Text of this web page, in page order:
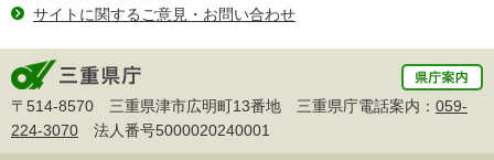
サイトに関するご意見・お問い合わせ
〒514-8570 三重県津市広明町13番地 三重県庁電話案内： 059-
224-3070 法人番号5000020240001